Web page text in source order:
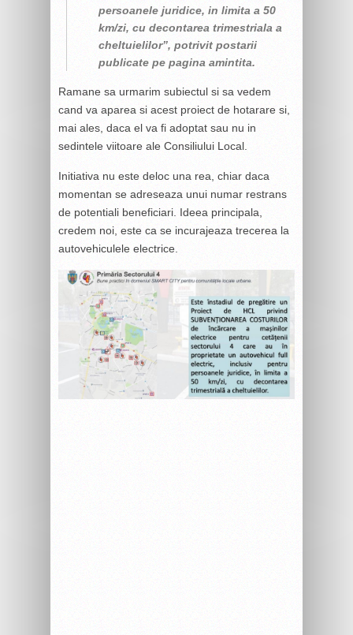
persoanele juridice, in limita a 50
km/zi, cu decontarea trimestriala a
cheltuielilor”, potrivit postarii
publicate pe pagina amintita.
Ramane sa urmarim subiectul si sa vedem
cand va aparea si acest proiect de hotarare si,
mai ales, daca el va fi adoptat sau nu in
sedintele viitoare ale Consiliului Local.
Initiativa nu este deloc una rea, chiar daca
momentan se adreseaza unui numar restrans
de potentiali beneficiari. Ideea principala,
credem noi, este ca se incurajeaza trecerea la
autovehiculele electrice.